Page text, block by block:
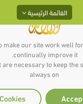
make our site work well
continually improve it.
are necessary to keep the
always on
القائمة الرئيسية
غزوة أحد